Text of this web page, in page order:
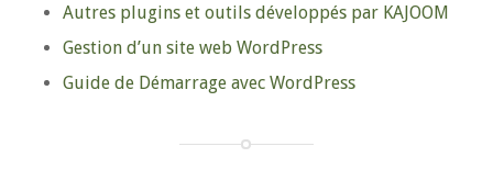
Autres plugins et outils développés par KAJOOM
Gestion d’un site web WordPress
Guide de Démarrage avec WordPress